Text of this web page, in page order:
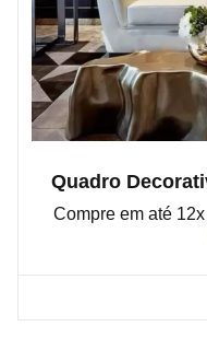
Quadro
Compre em até